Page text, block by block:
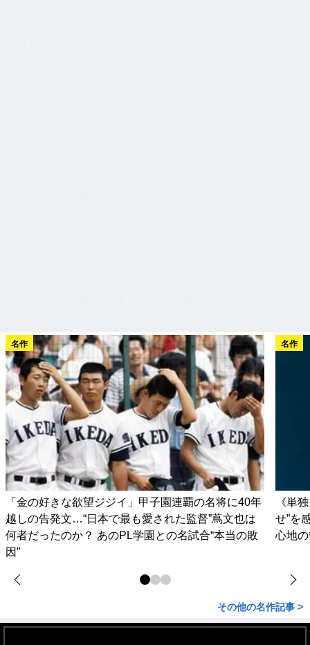
名作
「金の好きな欲望ジジイ」甲子園連覇の名将に40年
越しの告発文…“日本で最も愛された監督”蔦文也は
何者だったのか？ あのPL学園との名試合“本当の敗
因”
名作
《単
せ”を
心地
その他の名作記事 >